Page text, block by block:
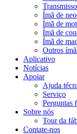
Ímã de
Ímã de
Ímã de
Ímã de
Outros
Aplicativo
Notícias
Apoiar
Ajuda
Serviço
Perguntas
Sobre nós
Tour da
Contate-nos